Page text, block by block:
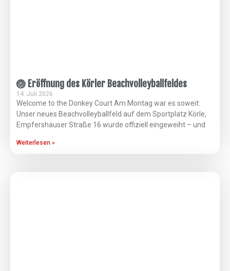
🏐 Eröffnung des Körler Beachvolleyballfeldes
14. Juli 2026
Welcome to the Donkey Court Am Montag war es soweit:
Unser neues Beachvolleyballfeld auf dem Sportplatz Körle,
Empfershäuser Straße 16 wurde offiziell eingeweiht – und
Weiterlesen »